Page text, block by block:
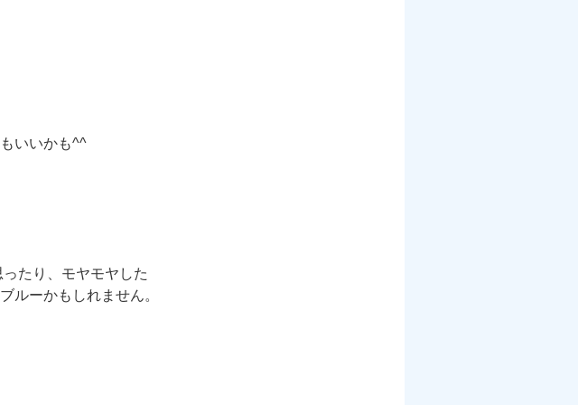
いいかも^^
たり、モヤモヤした
ルーかもしれません。